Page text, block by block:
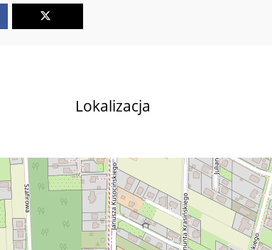
Lokalizacja